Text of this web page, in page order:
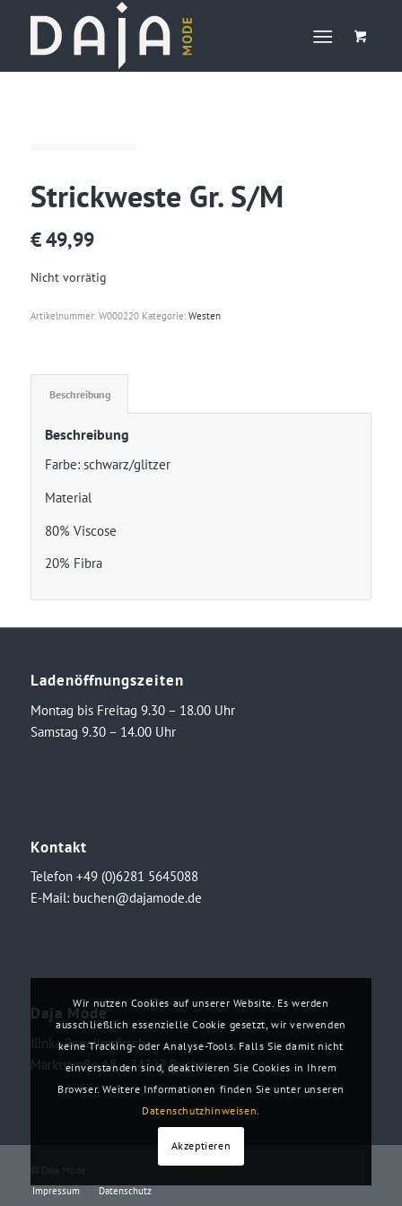
Strickweste Gr. S/M
€49,99
Nicht vorrätig
Artikelnummer: W000220 Kategorie: Westen
Beschreibung
Beschreibung
Farbe: schwarz/glitzer
Material
80% Viscose
20% Fibra
Ladenöffnungszeiten
Montag bis Freitag 9.30 – 18.00 Uhr
Samstag 9.30 – 14.00 Uhr
Kontakt
Telefon +49 (0)6281 5645088
E-Mail: buchen@dajamode.de
Daja Mode
Ilinka Ronellenfitsch
Marktstraße 18・74722 Buchen
© Daja Mode
Impressum
Datenschutz
Wir nutzen Cookies auf unserer Website. Es werden
ausschließlich essenzielle Cookie gesetzt, wir verwenden
keine Tracking- oder Analyse-Tools. Falls Sie damit nicht
einverstanden sind, deaktivieren Sie Cookies in Ihrem
Browser. Weitere Informationen finden Sie unter unseren
Datenschutzhinweisen.
Akzeptieren